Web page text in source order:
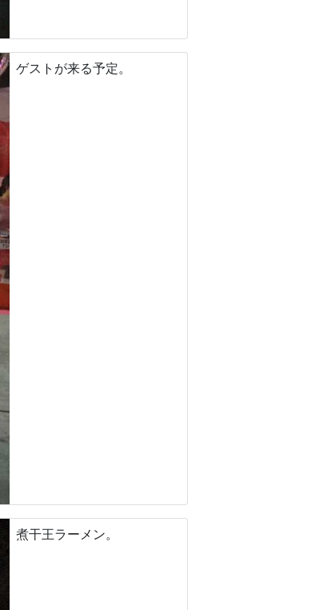
ゲストが来る予定。
煮干王ラーメン。